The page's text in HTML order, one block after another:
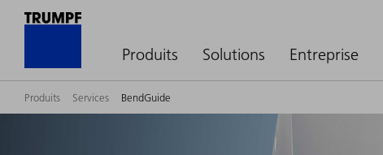
Produits Solutions Entreprise
Produits Services BendGuide